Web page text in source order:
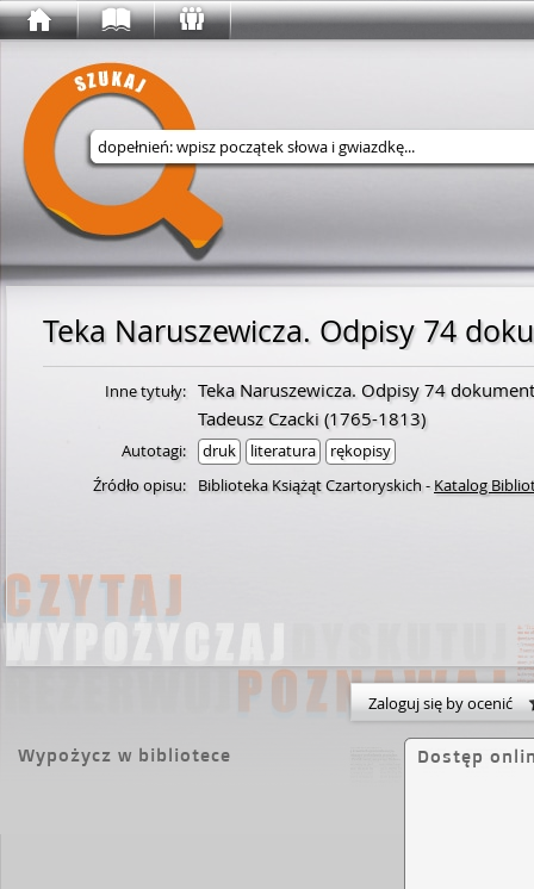
Wyszukaj w serwisie
Teka Naruszewicza. Odpisy 74
Inne tytuły: Teka Naruszewicza. Odpisy 74
Tadeusz Czacki (1765-1813)
Autotagi: druk literatura
rękopisy
Źródło opisu:
Biblioteka Książąt Czartoryskich - Katalog
Zaloguj się by ocenić
Wypożycz w bibliotece Dostęp